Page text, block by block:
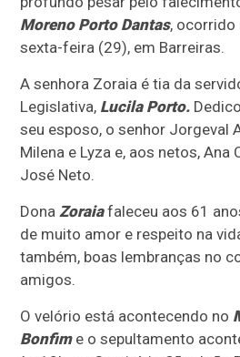
Moreno Porto Dantas, ocorrido
sexta-feira (29), em Barreiras.
A senhora Zoraia é tia da
Legislativa, Lucila Porto.
seu esposo, o senhor Jorgeval
Milena e Lyza e, aos netos, Ana
José Neto.
DonaZoraiafaleceu aos 61
de muito amor e respeito na
também, boas lembranças no
amigos.
O velório está acontecendo no
Bonfim e o sepultamento